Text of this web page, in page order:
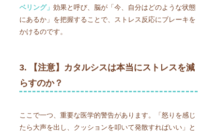
ベリング」 効果と呼び、脳が「今、自分はどのような状態
にあるか」を把握することで、ストレス反応にブレーキを
かけるのです。
3. 【注意】カタルシスは本当にストレスを減
らすのか？
ここで一つ、重要な医学的警告があります。「怒りを感じ
たら大声を出し、クッションを叩いて発散すればいい」と